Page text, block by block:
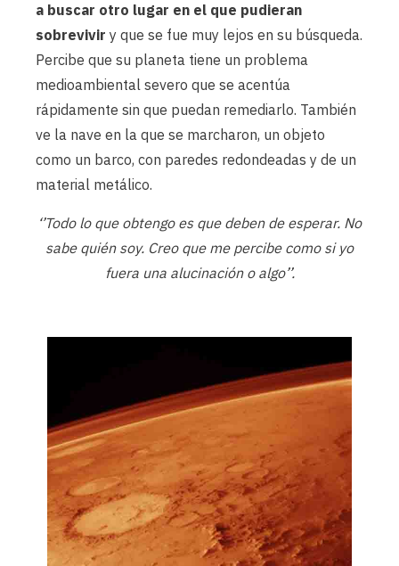
a buscar otro lugar en el que pudieran
sobrevivir y que se fue muy lejos en su búsqueda.
Percibe que su planeta tiene un problema
medioambiental severo que se acentúa
rápidamente sin que puedan remediarlo. También
ve la nave en la que se marcharon, un objeto
como un barco, con paredes redondeadas y de un
material metálico.
‘’Todo lo que obtengo es que deben de esperar. No
sabe quién soy. Creo que me percibe como si yo
fuera una alucinación o algo’’.